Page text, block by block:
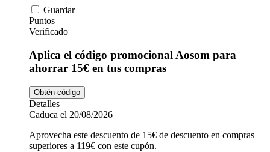
Guardar
Puntos
Verificado
Aplica el código promocional Aosom para
ahorrar 15€ en tus compras
Obtén código
Detalles
Caduca el 20/08/2026
Aprovecha este descuento de 15€ de descuento en compras
superiores a 119€ con este cupón.